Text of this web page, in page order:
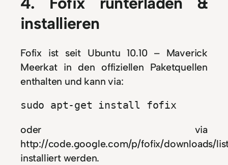
installieren
Fofix ist seit Ubuntu 10.10 – Maverick
Meerkat in den offiziellen Paketquellen
enthalten und kann via:
sudo apt-get install fofix
oder via
http://code.google.com/p/fofix/downloads/
installiert werden.